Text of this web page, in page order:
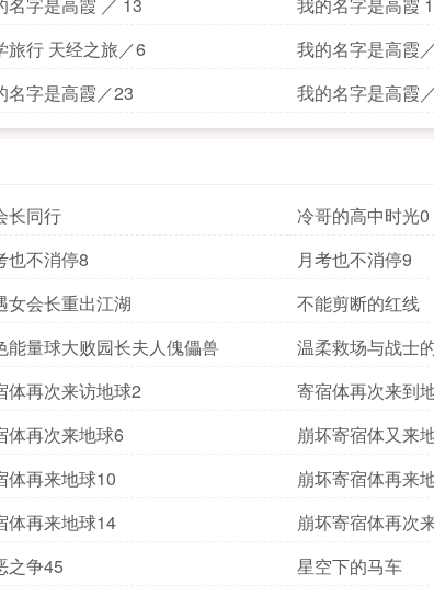
旅行 天经之旅／6 我的名字是高霞
名字是高霞／23 我的名字是高霞
长同行 冷哥的高中时光0
也不消停8 月考也不消停9
女会长重出江湖 不能剪断的红线
能量球大败园长夫人傀儡兽 温柔救场与战士
体再次来访地球2 寄宿体再次来到
体再次来地球6 崩坏寄宿体又来
体再来地球10 崩坏寄宿体再来
体再来地球14 崩坏寄宿体再次
之争45 星空下的马车